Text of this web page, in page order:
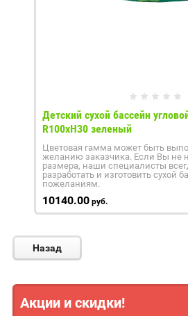
Акции и скидки!
Детский сухой бассейн
R100xH30 зеленый
Цветовая гамма может быть
желанию заказчика. Если Вы не
размера, наши специалисты
разработать и изготовить сухой
пожеланиям.
10140.00 руб.
Назад